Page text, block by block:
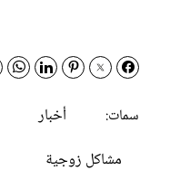
سمات:
أخبار
مشاكل زوجية